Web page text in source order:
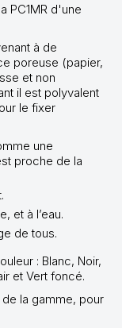
PC1MR d'une
à de
poreuse (papier,
et non
il est polyvalent
le fixer
une
proche de la
et à l’eau.
de tous.
: Blanc, Noir,
et Vert foncé.
la gamme, pour